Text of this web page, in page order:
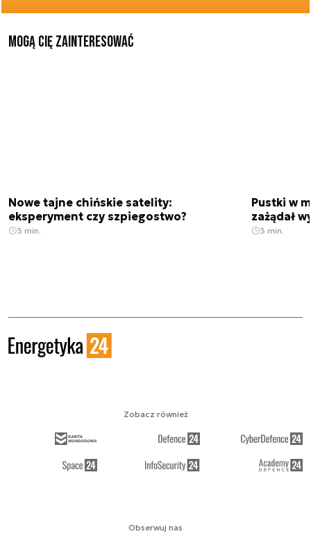
Mogą Cię zainteresować
Nowe tajne chińskie satelity:
eksperyment czy szpiegostwo?
3 min.
Pustki w
zażądał
3 min.
Obserwuj nas
Zobacz również